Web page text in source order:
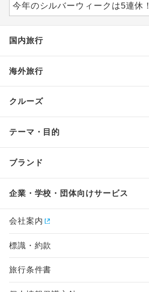
今年のシルバーウィークは5連休！
国内旅行
海外旅行
クルーズ
テーマ・目的
ブランド
企業・学校・団体向けサービス
会社案内
標識・約款
旅行条件書